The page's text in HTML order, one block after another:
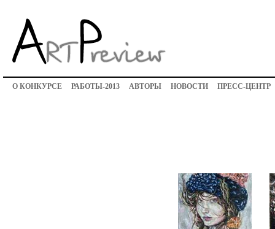
О КОНКУРСЕ РАБОТЫ-2013 АВТОРЫ НОВОСТИ ПРЕСС-ЦЕНТР